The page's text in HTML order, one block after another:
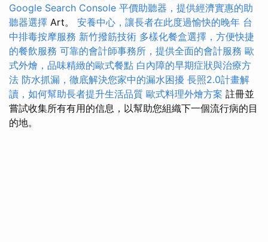
Google Search Console 平價助聽器，提供經濟實惠的助
聽器選擇 Art。 安養中心，讓長者在此度過愉快的晚年 台
中排毒按摩服務 新竹撥筋技術 多樣化餐盒選擇，方便快捷
的餐飲服務 可靠的會計師事務所，提供全面的會計服務 歐
式外燴，品味精緻的歐式餐點 白內障的早期症狀與治療方
法 防水抓漏，徹底解決您家中的漏水困擾 長照2.0計畫解
讀，如何幫助長者提升生活品質 歐式料理外燴方案 註冊並
嘗試收集所有有用的信息，以幫助您組織下一個流行病的目
的地。